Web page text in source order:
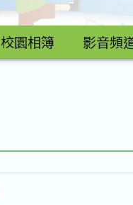
校園相簿 影音頻